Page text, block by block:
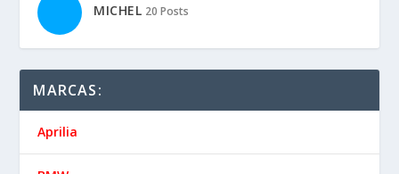
MICHEL 20 Posts
MARCAS:
Aprilia